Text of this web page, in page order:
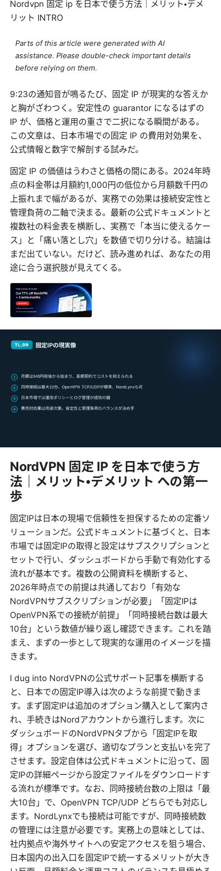
Nordvpn 固定 ip を日本で使う方法｜メリット・デメ
リット INTRO
Parts of this article were generated with AI
assistance. Please double-check important details
before relying on them.
9:23の通知音が鳴るたび、固定 IP が現実的な答えか
と胸がざわつく。安定性の guarantor になるはずの
IP が、価格と運用の重さで二択になる瞬間がある。
この文章は、日本市場での固定 IP の費用対効果を、
公式情報と数字で解剖する試みだ。
固定 IP の価値はうわさと価格の間にある。2024年時
点の料金帯は月額約1,000円の低位から月額数千円の
上振れまで幅があるが、実務での効果は接続安定性と
管理負荷の二軸で決まる。最新の公式ドキュメントと
複数社の料金表を横断し、実務で「本当に使えるケー
ス」と「痛い落とし穴」を数値で切り分ける。結論は
まだ出ていない。だけど、読み進めれば、あなたの用
途に合う選択肢が見えてくる。
NordVPN 固定 IP を日本で使う方
法｜メリット・デメリット への第一
歩
固定IPは日本の現場で信頼性を担保するための定番ソ
リューションだ。公式ドキュメントに基づくと、日本
市場では固定IPの取得と設定はサブスクリプションと
セットで行い、ダッシュボードから手動で有効化する
流れが基本です。複数の公開資料を横断すると、
2026年時点での前提は共通しており「有効な
NordVPNサブスクリプションが必要」「固定IPは
OpenVPN系での接続が前提」「同時接続台数は最大
10台」という数値が繰り返し確認できます。これを踏
まえ、まずの一歩として現実的な運用のイメージを描
きます。
I dug into NordVPNの公式サポート記事を横断する
と、日本での固定IP導入は次のような前提で動きま
す。まず固定IPは追加のオプション購入として案内さ
れ、手続きはNordアカウントから進行します。次に
ダッシュボードのNordVPNタブから「固定IPを取
得」オプションを選び、適切なプランと支払いを完了
させます。設定自体は公式ドキュメントに沿って、固
定IPの詳細ページから設定ファイルをダウンロードす
る流れが標準です。なお、同時接続台数の上限は「最
大10台」で、OpenVPN TCP/UDP どちらでも対応し
ます。NordLynxでも接続は可能ですが、同時接続数
の管理には注意が必要です。実務上の意味としては、
社内拠点や海外サイトへの安定アクセスを狙う場合、
日本国内の出入口を固定IPで統一するメリットが大き